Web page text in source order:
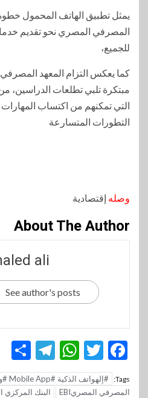
يمثل تطبيق الهاتف المحمول
المصرفي المصري نحو تقديم
للجميع،
مبتكرة تلبي تطلعات الدراسين،
التي تمكنهم من اكتساب المهارات
التطورات المتسارعة
وصله إقتصادية
About The Author
ali
See author's posts
Facebook
Twitter
Tags: #إلهواتف الذكية #Mobile App #وصله إقتصادية
المصرفي المصريEBI
البنك المركزي